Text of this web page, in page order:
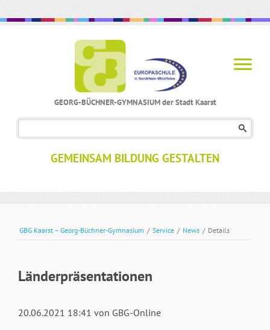
GEORG-BÜCHNER-GYMNASIUM der Stadt Kaarst
GEMEINSAM BILDUNG GESTALTEN
GBG Kaarst – Georg-Büchner-Gymnasium / Service / News / Details
Länderpräsentationen
20.06.2021 18:41 von GBG-Online